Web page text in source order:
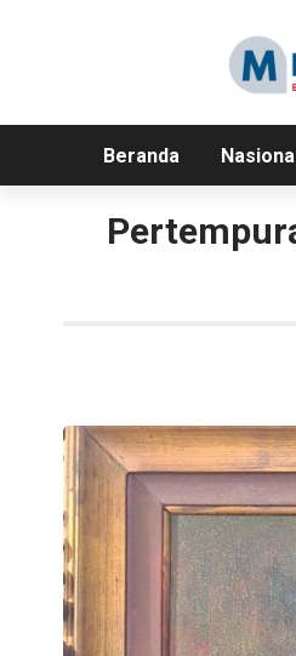
Beranda Nasional